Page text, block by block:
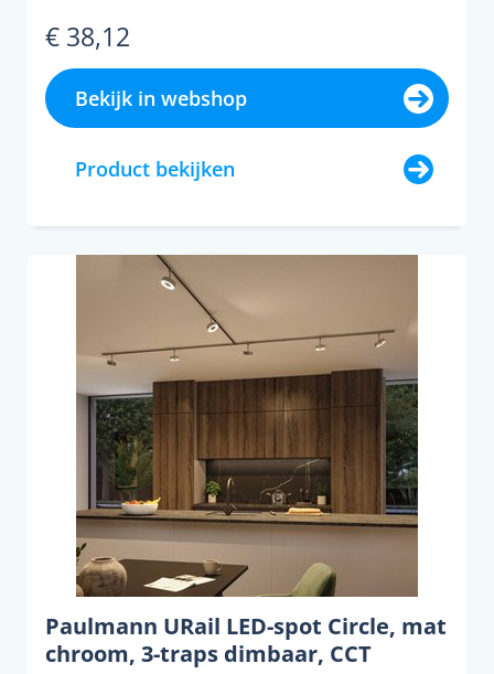
€ 38,12
Bekijk in webshop
Product bekijken
Paulmann URail LED-spot Circle, mat
chroom, 3-traps dimbaar, CCT